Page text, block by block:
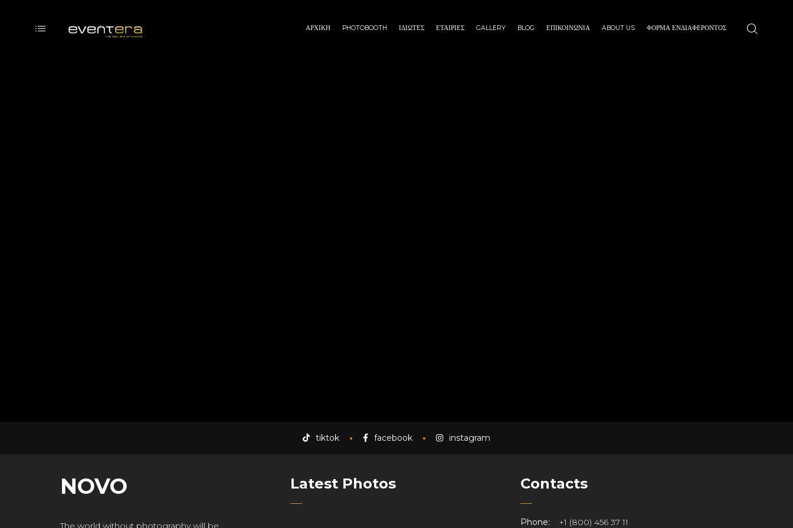
ΑΡΧΙΚΗ PHOTOBOOTH ΙΔΙΩΤΕΣ ΕΤΑΙΡΙΕΣ GALLERY BLOG ΕΠΙΚΟΙΝΩΝΙΑ ABOUT US ΦΌΡΜΑ ΕΝΔΙΑΦΈΡΟΝΤΟΣ
tiktok facebook instagram
NOVO
The world without photography will be
Latest Photos Contacts
Phone: +1 (800) 456 37 11